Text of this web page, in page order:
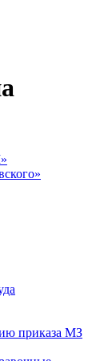
приказа МЗ